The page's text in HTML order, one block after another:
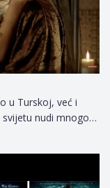
u Turskoj, već i
svijetu nudi mnogo…